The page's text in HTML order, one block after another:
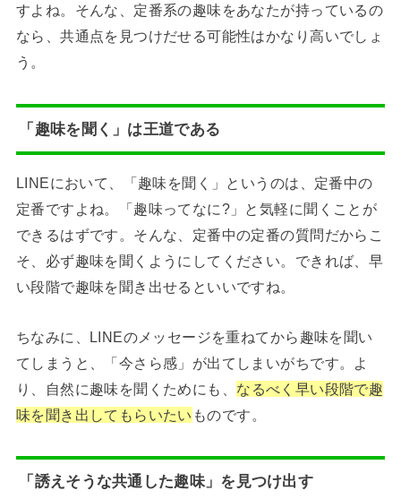
すよね。そんな、定番系の趣味をあなたが持っているの
なら、共通点を見つけだせる可能性はかなり高いでしょ
う。
「趣味を聞く」は王道である
LINEにおいて、「趣味を聞く」というのは、定番中の
定番ですよね。「趣味ってなに?」と気軽に聞くことが
できるはずです。そんな、定番中の定番の質問だからこ
そ、必ず趣味を聞くようにしてください。できれば、早
い段階で趣味を聞き出せるといいですね。
ちなみに、LINEのメッセージを重ねてから趣味を聞い
てしまうと、「今さら感」が出てしまいがちです。よ
り、自然に趣味を聞くためにも、 なるべく早い段階で趣
味を聞き出してもらいたい ものです。
「誘えそうな共通した趣味」を見つけ出す